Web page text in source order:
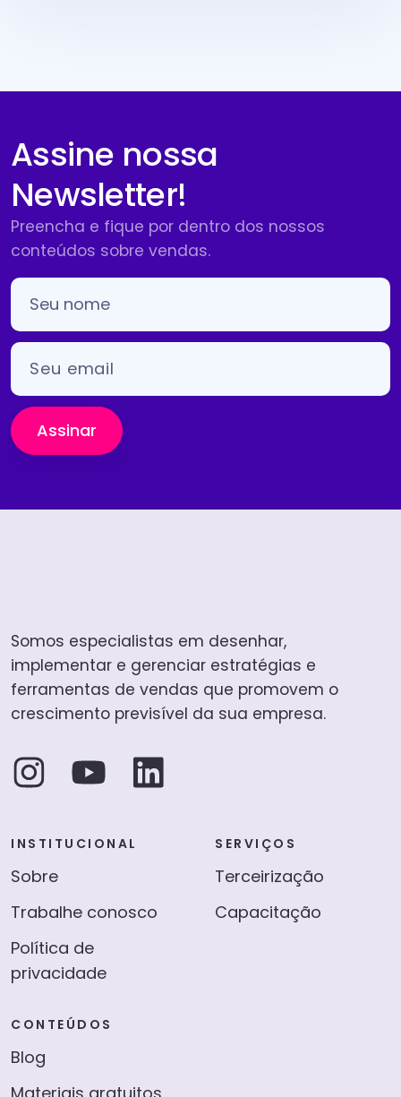
Assine nossa
Newsletter!
Preencha e fique por dentro dos nossos
conteúdos sobre vendas.
Assinar
Somos especialistas em desenhar,
implementar e gerenciar estratégias e
ferramentas de vendas que promovem o
crescimento previsível da sua empresa.
INSTITUCIONAL
Sobre
Trabalhe conosco
Política de
privacidade
SERVIÇOS
Terceirização
Capacitação
CONTEÚDOS
Blog